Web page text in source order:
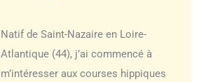
Natif de Saint-Nazaire en Loire-
Atlantique (44), j’ai commencé à
m’intéresser aux courses hippiques